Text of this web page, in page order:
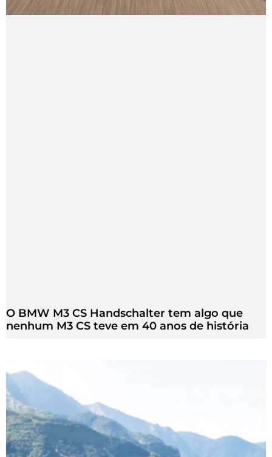
O BMW M3 CS Handschalter tem algo que
nenhum M3 CS teve em 40 anos de história